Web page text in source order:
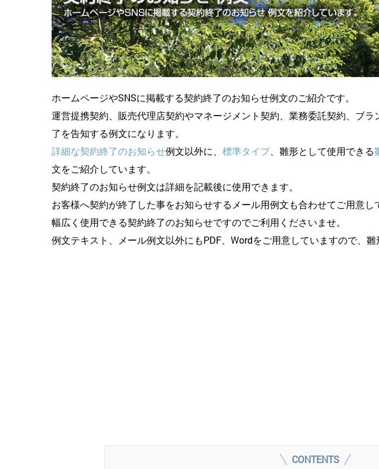
ホームページやSNSに掲載する契約終了のお知らせ例文のご紹介です。
運営提携契約、販売代理店契約やマネージメント契約、業務委託契約、ブ
了を告知する例文になります。
詳細な契約終了のお知らせ例文以外に、 標準タイプ、雛形として使用できる
文をご紹介しています。
契約終了のお知らせ例文は詳細を記載後に使用できます。
お客様へ契約が終了した事をお知らせするメール用例文も合わせてご用意し
幅広く使用できる契約終了のお知らせですのでご利用くださいませ。
例文テキスト、メール例文以外にもPDF、Wordをご用意していますので、
CONTENTS